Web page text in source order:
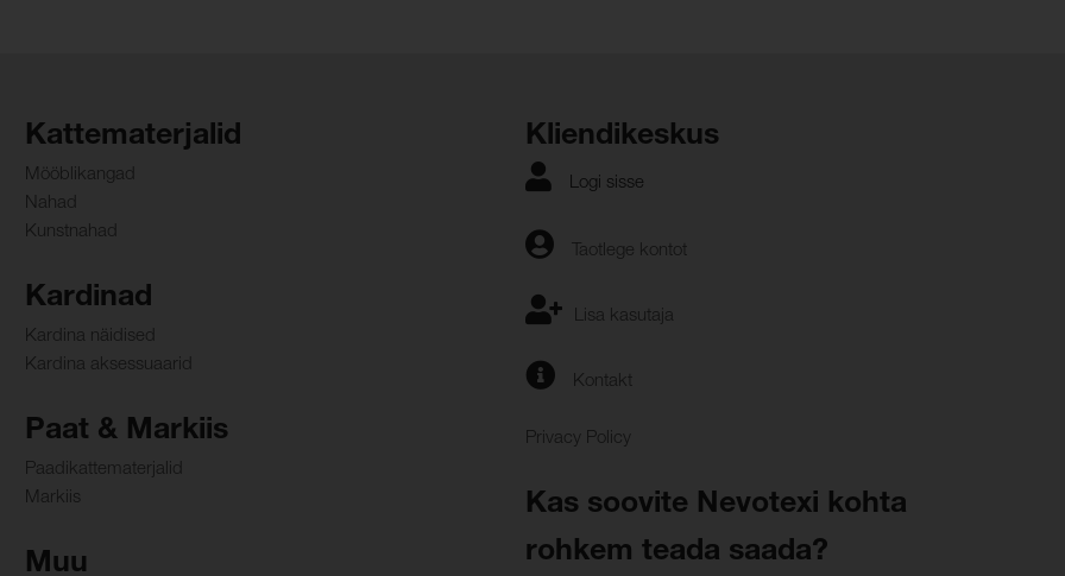
Kattematerjalid
Mööblikangad
Nahad
Kunstnahad
Kardinad
Kardina näidised
Kardina aksessuaarid
Paat & Markiis
Paadikattematerjalid
Markiis
Muu
Kliendikeskus
Logi sisse
Taotlege kontot
Lisa kasutaja
Kontakt
Privacy Policy
Kas soovite Nevotexi kohta
rohkem teada saada?